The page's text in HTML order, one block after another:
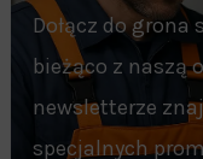
Dołącz do grona
bieżąco z naszą
newsletterze
specjalnych